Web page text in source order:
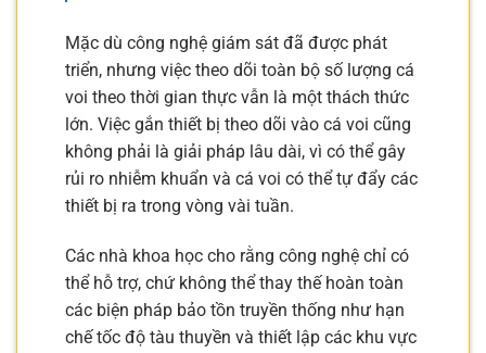
Mặc dù công nghệ giám sát đã được phát
triển, nhưng việc theo dõi toàn bộ số lượng cá
voi theo thời gian thực vẫn là một thách thức
lớn. Việc gắn thiết bị theo dõi vào cá voi cũng
không phải là giải pháp lâu dài, vì có thể gây
rủi ro nhiễm khuẩn và cá voi có thể tự đẩy các
thiết bị ra trong vòng vài tuần.
Các nhà khoa học cho rằng công nghệ chỉ có
thể hỗ trợ, chứ không thể thay thế hoàn toàn
các biện pháp bảo tồn truyền thống như hạn
chế tốc độ tàu thuyền và thiết lập các khu vực